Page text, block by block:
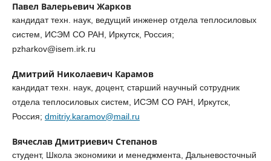
Павел Валерьевич Жарков
кандидат техн. наук, ведущий инженер отдела теплосиловых
систем, ИСЭМ СО РАН, Иркутск, Россия;
pzharkov@isem.irk.ru
Дмитрий Николаевич Карамов
кандидат техн. наук, доцент, старший научный сотрудник
отдела теплосиловых систем, ИСЭМ СО РАН, Иркутск,
Россия; dmitriy.karamov@mail.ru
Вячеслав Дмитриевич Степанов
студент, Школа экономики и менеджмента, Дальневосточный